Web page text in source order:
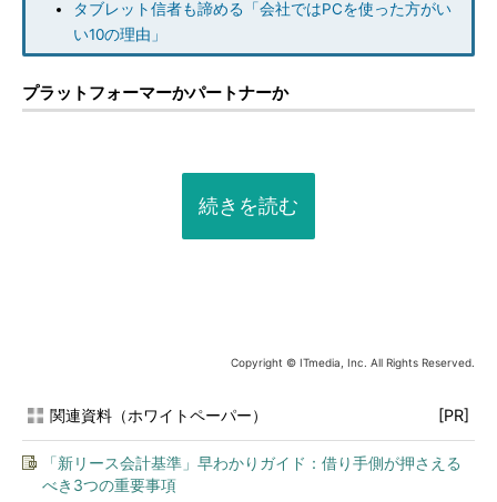
タブレット信者も諦める「会社ではPCを使った方がい
い10の理由」
プラットフォーマーかパートナーか
続きを読む
Copyright © ITmedia, Inc. All Rights Reserved.
関連資料（ホワイトペーパー） [PR]
「新リース会計基準」早わかりガイド：借り手側が押さえる
べき3つの重要事項